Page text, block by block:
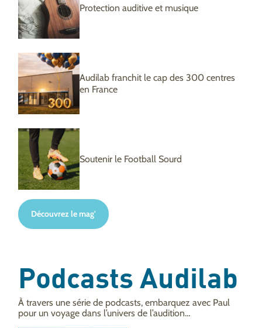
Protection auditive et musique
Audilab franchit le cap des 300 centres
en France
Soutenir le Football Sourd
Découvrez le mag'
Podcasts Audilab
À travers une série de podcasts, embarquez avec Paul
pour un voyage dans l’univers de l’audition…